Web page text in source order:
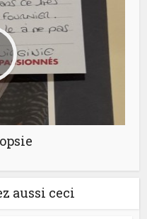
aussi ceci